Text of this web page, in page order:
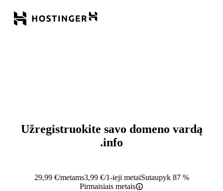
Užregistruokite savo domeno vardą
.info
29,99 €/metams3,99 €/1-ieji metaiSutaupyk 87 %
Pirmaisiais metais